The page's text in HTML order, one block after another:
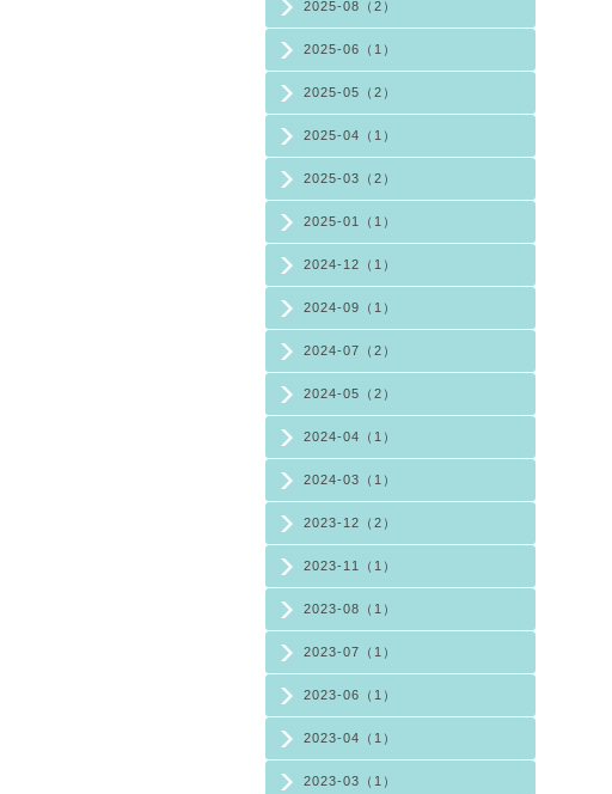
2025-08（2）
2025-06（1）
2025-05（2）
2025-04（1）
2025-03（2）
2025-01（1）
2024-12（1）
2024-09（1）
2024-07（2）
2024-05（2）
2024-04（1）
2024-03（1）
2023-12（2）
2023-11（1）
2023-08（1）
2023-07（1）
2023-06（1）
2023-04（1）
2023-03（1）